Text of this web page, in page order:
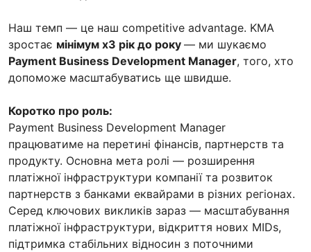
Наш темп — це наш competitive advantage. KMA
зростає мінімум х3 рік до року — ми шукаємо
Payment Business Development Manager, того, хто
допоможе масштабуватись ще швидше.
Коротко про роль:
Payment Business Development Manager
працюватиме на перетині фінансів, партнерств та
продукту. Основна мета ролі — розширення
платіжної інфраструктури компанії та розвиток
партнерств з банками еквайрами в різних регіонах.
Серед ключових викликів зараз — масштабування
платіжної інфраструктури, відкриття нових MIDs,
підтримка стабільних відносин з поточними